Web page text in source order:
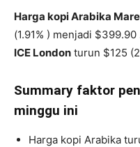
Harga kopi Arabika
(1.91% ) menjadi $399.90
ICE London turun $125
Summary faktor
minggu ini
Harga kopi Arabika